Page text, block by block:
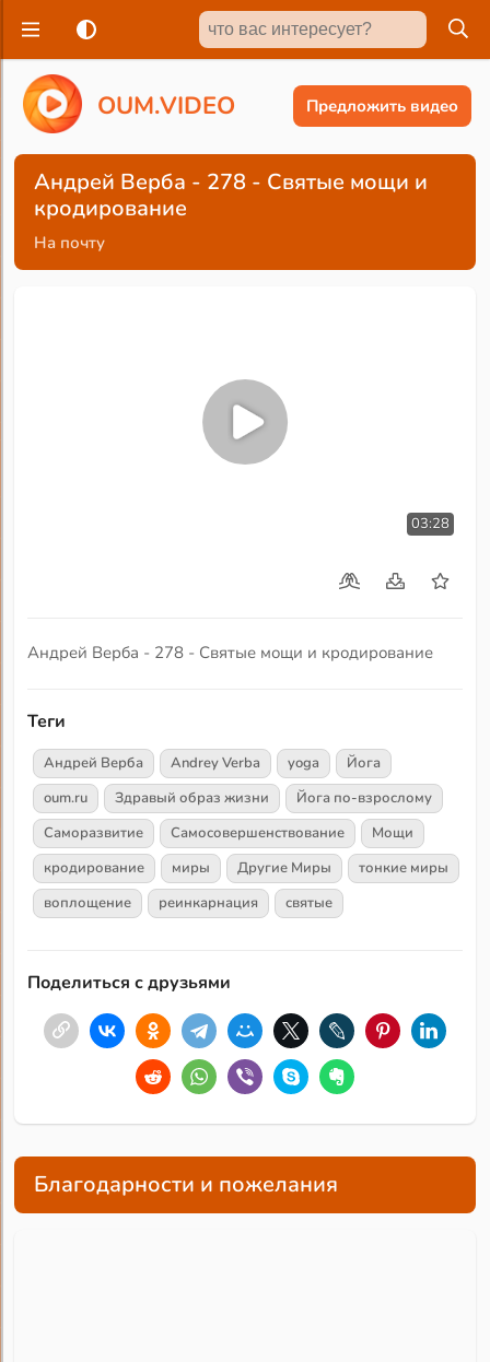
OUM.VIDEO Предложить видео
Андрей Верба - 278 - Святые мощи и
кродирование
На почту
03:28
Андрей Верба - 278 - Святые мощи и кродирование
Теги
Андрей Верба Andrey Verba yoga
Йога
oum.ru
Здравый образ жизни
Йога по-взрослому
Саморазвитие
Самосовершенствование
Мощи
кродирование
миры Другие Миры
тонкие миры
воплощение
реинкарнация святые
Поделиться с друзьями
Благодарности и пожелания